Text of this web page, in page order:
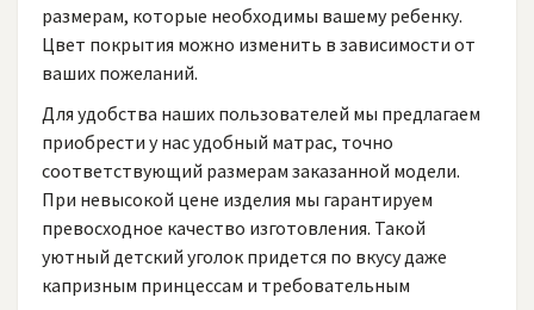
размерам, которые необходимы вашему ребенку.
Цвет покрытия можно изменить в зависимости от
ваших пожеланий.
Для удобства наших пользователей мы предлагаем
приобрести у нас удобный матрас, точно
соответствующий размерам заказанной модели.
При невысокой цене изделия мы гарантируем
превосходное качество изготовления. Такой
уютный детский уголок придется по вкусу даже
капризным принцессам и требовательным